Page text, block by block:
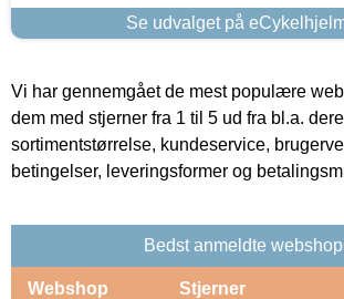
Se udvalget på
Vi har gennemgået de mest populære
dem med stjerner fra 1 til 5 ud fra bl.a.
sortimentstørrelse, kundeservice,
betingelser, leveringsformer og
Bedst anmeldte
Webshop Stjerner